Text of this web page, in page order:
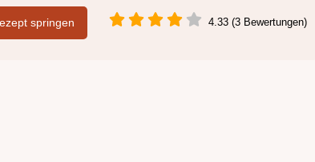
springen 4.33 (3 Bewertungen)